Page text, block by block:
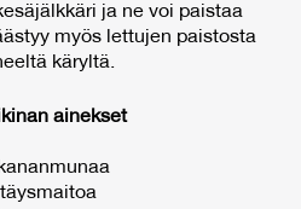
ja ne voi paistaa
myös lettujen paistosta
käryltä.
ainekset